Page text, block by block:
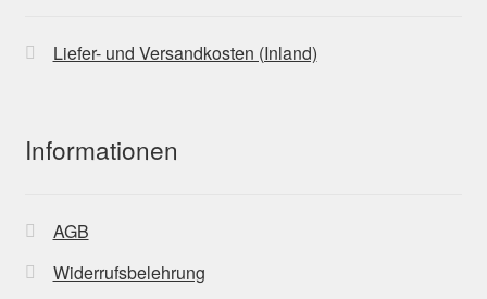
Liefer- und Versandkosten (Inland)
Informationen
AGB
Widerrufsbelehrung